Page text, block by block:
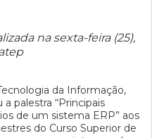
na sexta-feira (25),
da Informação,
palestra “Principais
de um sistema ERP” aos
do Curso Superior de